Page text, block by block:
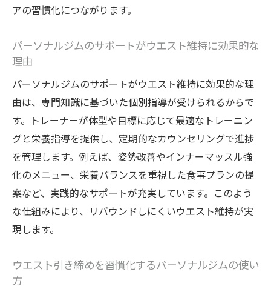
アの習慣化につながります。
パーソナルジムのサポートがウエスト維持に効果的な
理由
パーソナルジムのサポートがウエスト維持に効果的な理
由は、専門知識に基づいた個別指導が受けられるからで
す。トレーナーが体型や目標に応じて最適なトレーニン
グと栄養指導を提供し、定期的なカウンセリングで進捗
を管理します。例えば、姿勢改善やインナーマッスル強
化のメニュー、栄養バランスを重視した食事プランの提
案など、実践的なサポートが充実しています。このよう
な仕組みにより、リバウンドしにくいウエスト維持が実
現します。
ウエスト引き締めを習慣化するパーソナルジムの使い
方